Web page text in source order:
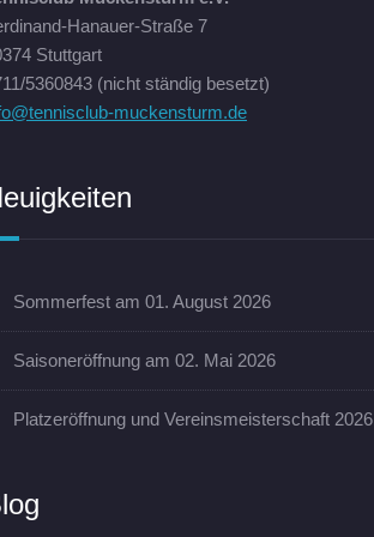
Hanauer-Straße 7
Stuttgart
5360843 (nicht ständig besetzt)
muckensturm.de
Sommerfest am 01. August 2026
Saisoneröffnung am 02. Mai 2026
Platzeröffnung und Vereinsmeisterschaft 2026